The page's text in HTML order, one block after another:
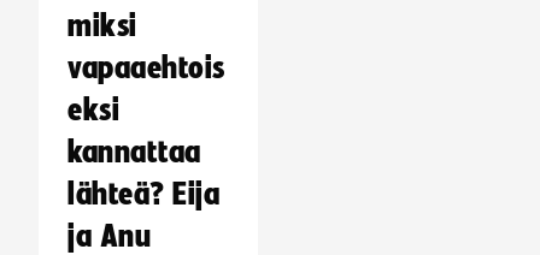
miksi
vapaaehtois
eksi
kannattaa
lähteä? Eija
ja Anu